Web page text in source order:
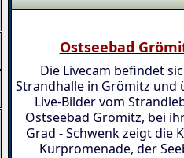
Ostseebad
Die Livecam befindet
Strandhalle in Grömitz und
Live-Bilder vom
Ostseebad Grömitz, bei
Grad - Schwenk zeigt die
Kurpromenade, der